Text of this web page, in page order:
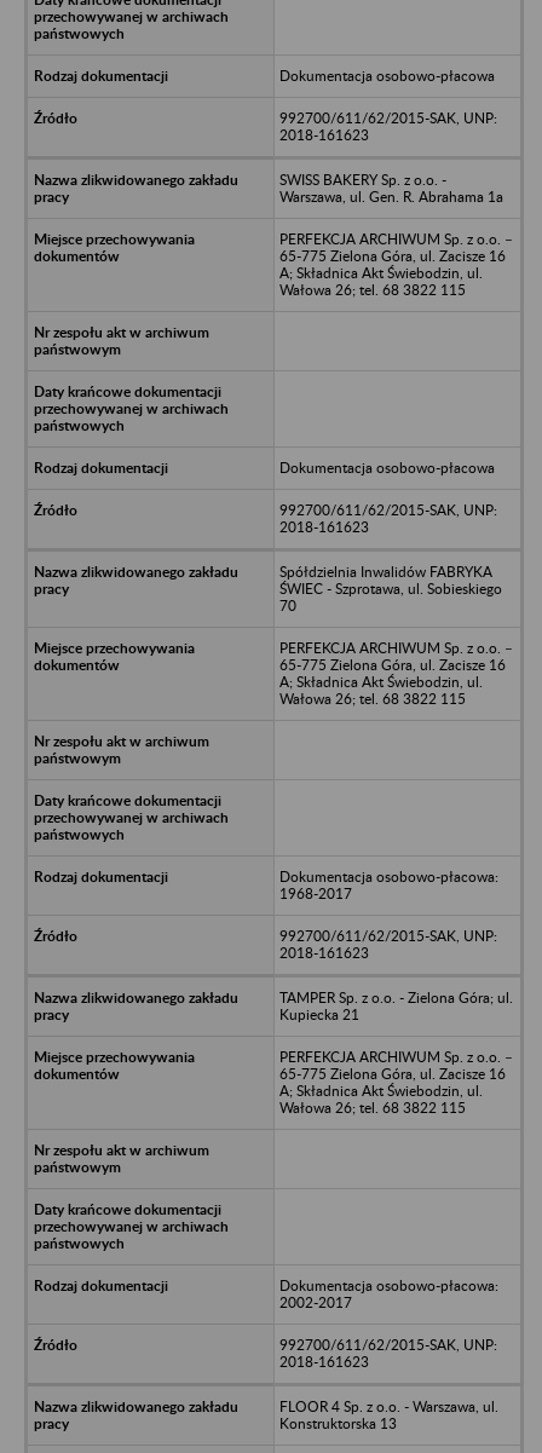
Dokumentacja osobowo-płacowa
992700/611/62/2015-SAK, UNP:
2018-161623
SWISS BAKERY Sp. z o.o. -
Warszawa, ul. Gen. R. Abrahama 1a
PERFEKCJA ARCHIWUM Sp. z o.o. –
65-775 Zielona Góra, ul. Zacisze 16
A; Składnica Akt Świebodzin, ul.
Wałowa 26; tel. 68 3822 115
Dokumentacja osobowo-płacowa
992700/611/62/2015-SAK, UNP:
2018-161623
Spółdzielnia Inwalidów FABRYKA
ŚWIEC - Szprotawa, ul. Sobieskiego
70
PERFEKCJA ARCHIWUM Sp. z o.o. –
65-775 Zielona Góra, ul. Zacisze 16
A; Składnica Akt Świebodzin, ul.
Wałowa 26; tel. 68 3822 115
Dokumentacja osobowo-płacowa:
1968-2017
992700/611/62/2015-SAK, UNP:
2018-161623
TAMPER Sp. z o.o. - Zielona Góra; ul.
Kupiecka 21
PERFEKCJA ARCHIWUM Sp. z o.o. –
65-775 Zielona Góra, ul. Zacisze 16
A; Składnica Akt Świebodzin, ul.
Wałowa 26; tel. 68 3822 115
Dokumentacja osobowo-płacowa:
2002-2017
992700/611/62/2015-SAK, UNP:
2018-161623
FLOOR 4 Sp. z o.o. - Warszawa, ul.
Konstruktorska 13